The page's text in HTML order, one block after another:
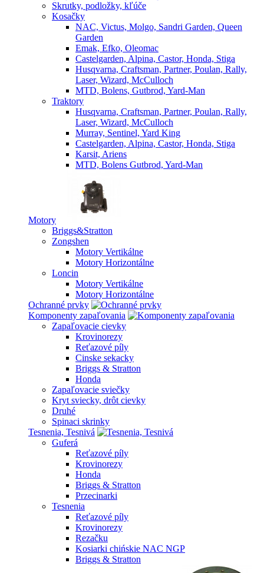
Skrutky, podložky, kľúče
Kosačky
NAC, Victus, Molgo, Sandri Garden, Queen
Garden
Emak, Efko, Oleomac
Castelgarden, Alpina, Castor, Honda, Stiga
Husqvarna, Craftsman, Partner, Poulan, Rally,
Laser, Wizard, McCulloch
MTD, Bolens, Gutbrod, Yard-Man
Traktory
Husqvarna, Craftsman, Partner, Poulan, Rally,
Laser, Wizard, McCulloch
Murray, Sentinel, Yard King
Castelgarden, Alpina, Castor, Honda, Stiga
Karsit, Ariens
MTD, Bolens Gutbrod, Yard-Man
Motory
Briggs&Stratton
Zongshen
Motory Vertikálne
Motory Horizontálne
Loncin
Motory Vertikálne
Motory Horizontálne
Ochranné prvky
Komponenty zapaľovania
Zapaľovacie cievky
Krovinorezy
Reťazové píly
Cinske sekacky
Briggs & Stratton
Honda
Zapaľovacie sviečky
Kryt sviecky, drôt cievky
Druhé
Spinaci skrinky
Tesnenia, Tesnivá
Guferá
Reťazové píly
Krovinorezy
Honda
Briggs & Stratton
Przecinarki
Tesnenia
Reťazové píly
Krovinorezy
Rezačku
Kosiarki chińskie NAC NGP
Briggs & Stratton